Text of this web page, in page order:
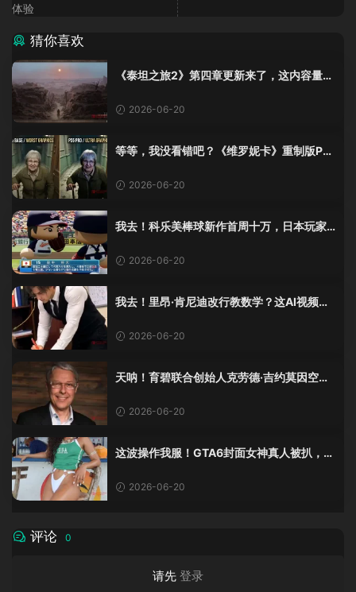
体验
猜你喜欢
《泰坦之旅2》第四章更新来了，这内容量感
2026-06-20
等等，我没看错吧？《维罗妮卡》重制版PS
2026-06-20
我去！科乐美棒球新作首周十万，日本玩家
2026-06-20
我去！里昂·肯尼迪改行教数学？这AI视频全
2026-06-20
天呐！育碧联合创始人克劳德·吉约莫因空难
2026-06-20
这波操作我服！GTA6封面女神真人被扒，网
2026-06-20
评论 0
请先 登录